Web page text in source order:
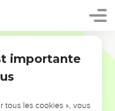
importante
tous les cookies », vous